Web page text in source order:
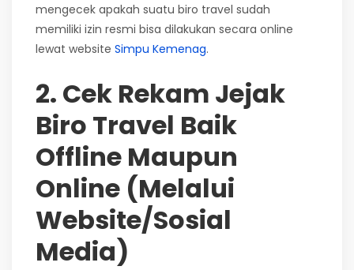
mengecek apakah suatu biro travel sudah
memiliki izin resmi bisa dilakukan secara online
lewat website Simpu Kemenag.
2. Cek Rekam Jejak
Biro Travel Baik
Offline Maupun
Online (Melalui
Website/Sosial
Media)